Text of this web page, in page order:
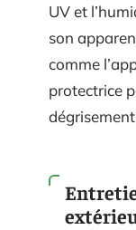
UV et
son
comme
protectrice